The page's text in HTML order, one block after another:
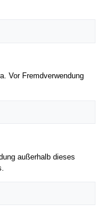
Vor Fremdverwendung
außerhalb dieses